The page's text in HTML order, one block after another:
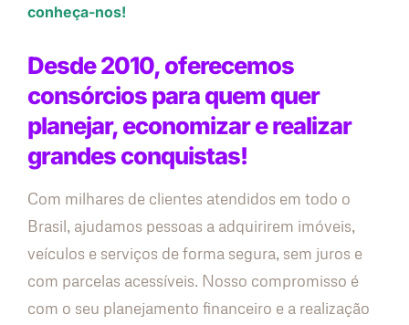
conheça-nos!
Desde 2010, oferecemos
consórcios para quem quer
planejar, economizar e realizar
grandes conquistas!
Com milhares de clientes atendidos em todo o
Brasil, ajudamos pessoas a adquirirem imóveis,
veículos e serviços de forma segura, sem juros e
com parcelas acessíveis. Nosso compromisso é
com o seu planejamento financeiro e a realização